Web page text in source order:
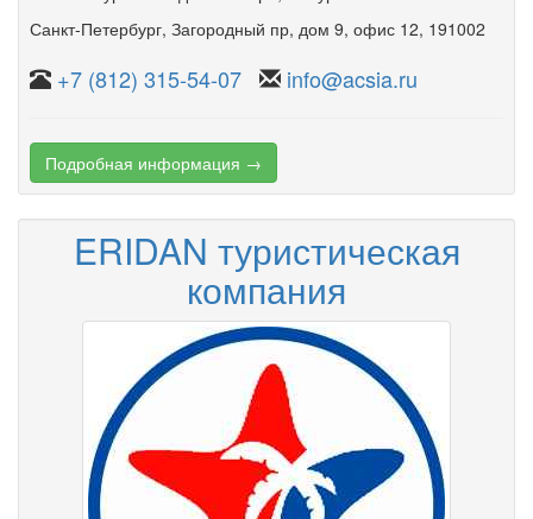
Санкт-Петербург, Загородный пр, дом 9, офис 12, 191002
+7 (812) 315-54-07 info@acsia.ru
Подробная информация →
ERIDAN туристическая
компания